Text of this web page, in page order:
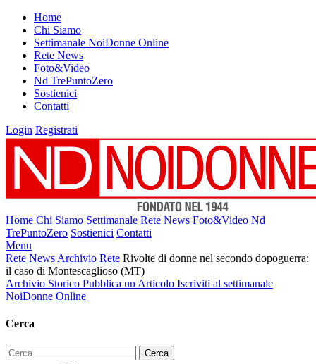
Home
Chi Siamo
Settimanale NoiDonne Online
Rete News
Foto&Video
Nd TrePuntoZero
Sostienici
Contatti
Login Registrati
Home Chi Siamo Settimanale Rete News Foto&Video Nd
TrePuntoZero Sostienici Contatti
Menu
Rete News Archivio Rete Rivolte di donne nel secondo dopoguerra:
il caso di Montescaglioso (MT)
Archivio Storico Pubblica un Articolo Iscriviti al settimanale
NoiDonne Online
Cerca